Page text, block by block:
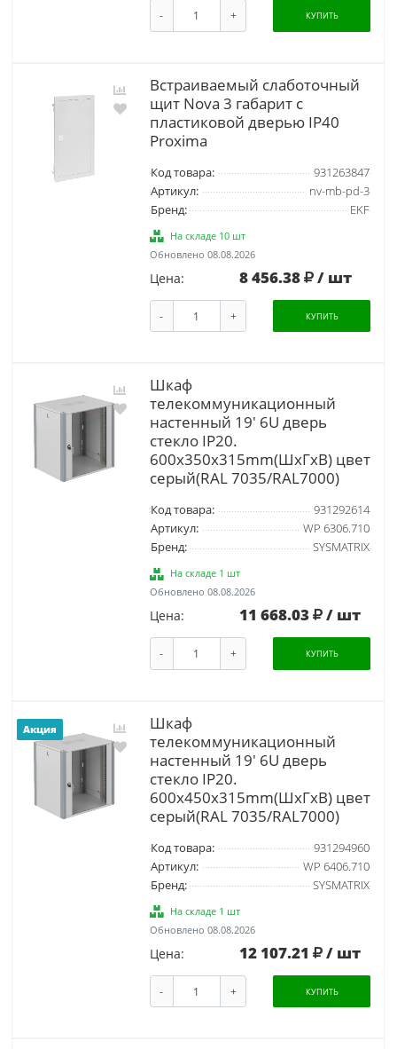
- + КУПИТЬ
Встраиваемый слаботочный
щит Nova 3 габарит с
пластиковой дверью IP40
Proxima
Код товара:
931263847
Артикул:
nv-mb-pd-3
Бренд:
EKF
На складе 10 шт
Обновлено 08.08.2026
Цена: 8 456.38 / шт
- + КУПИТЬ
Шкаф
телекоммуникационный
настенный 19' 6U дверь
стекло IP20.
600x350x315mm(ШхГхВ) цвет
серый(RAL 7035/RAL7000)
Код товара:
931292614
Артикул:
WP 6306.710
Бренд:
SYSMATRIX
На складе 1 шт
Обновлено 08.08.2026
Цена: 11 668.03 / шт
- + КУПИТЬ
Акция
Шкаф
телекоммуникационный
настенный 19' 6U дверь
стекло IP20.
600x450x315mm(ШхГхВ) цвет
серый(RAL 7035/RAL7000)
Код товара:
931294960
Артикул:
WP 6406.710
Бренд:
SYSMATRIX
На складе 1 шт
Обновлено 08.08.2026
Цена: 12 107.21 / шт
- + КУПИТЬ